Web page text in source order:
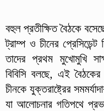
বহুল প্রতীক্ষিত বৈঠকে
ট্রাম্প ও চীনের
তাদের প্রথম মুখোমুখি
বিবিসি বলছে, এই
চীনকে যুক্তরাষ্ট্রের
যা আলোচনার গতিপথে